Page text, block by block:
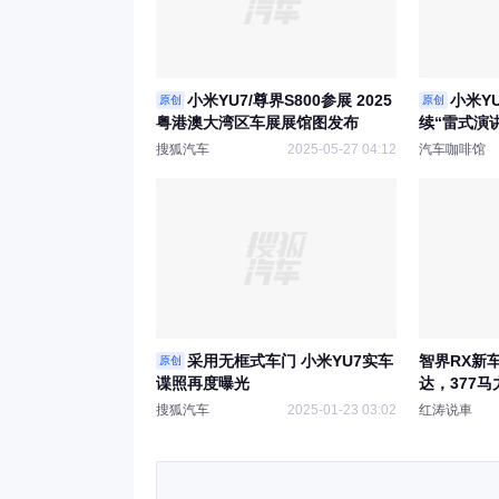
原创
小米YU7/尊界S800参展 2025
粤港澳大湾区车展展馆图发布
搜狐汽车 2025-05-27 04:12
原创
小米
续“雷式演
汽车咖啡馆
原创
采用无框式车门 小米YU7实车
谍照再度曝光
搜狐汽车 2025-01-23 03:02
智界RX新
达，377马
同级
红涛说車